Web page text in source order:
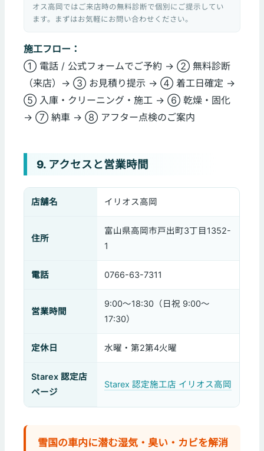
オス高岡ではご来店時の無料診断で個別にご提示してい
ます。まずはお気軽にお問い合わせください。
施工フロー：
① 電話 / 公式フォームでご予約 → ② 無料診断
（来店）→ ③ お見積り提示 → ④ 着工日確定 →
⑤ 入庫・クリーニング・施工 → ⑥ 乾燥・固化
→ ⑦ 納車 → ⑧ アフター点検のご案内
9. アクセスと営業時間
店舗名 イリオス高岡
住所
富山県高岡市戸出町3丁目1352-
1
電話 0766-63-7311
営業時間
9:00〜18:30（日祝 9:00〜
17:30）
定休日 水曜・第2第4火曜
Starex 認定店
ページ
Starex 認定施工店 イリオス高岡
雪国の車内に潜む湿気・臭い・カビを解消